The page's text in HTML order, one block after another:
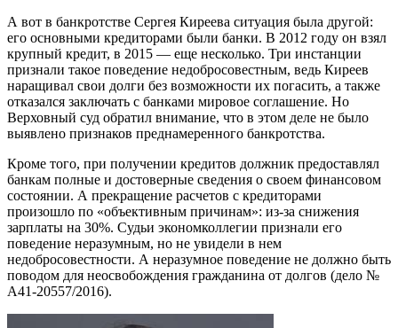
А вот в банкротстве Сергея Киреева ситуация была другой:
его основными кредиторами были банки. В 2012 году он взял
крупный кредит, в 2015 — еще несколько. Три инстанции
признали такое поведение недобросовестным, ведь Киреев
наращивал свои долги без возможности их погасить, а также
отказался заключать с банками мировое соглашение. Но
Верховный суд обратил внимание, что в этом деле не было
выявлено признаков преднамеренного банкротства.
Кроме того, при получении кредитов должник предоставлял
банкам полные и достоверные сведения о своем финансовом
состоянии. А прекращение расчетов с кредиторами
произошло по «объективным причинам»: из-за снижения
зарплаты на 30%. Судьи экономколлегии признали его
поведение неразумным, но не увидели в нем
недобросовестности. А неразумное поведение не должно быть
поводом для неосвобождения гражданина от долгов (дело №
А41-20557/2016).